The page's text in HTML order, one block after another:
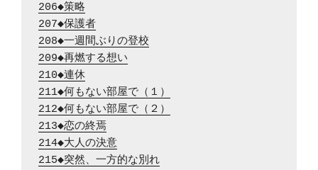
206◆策略
207◆保護者
208◆一週間ぶりの登校
209◆再燃する想い
210◆連休
211◆何もない部屋で（１）
212◆何もない部屋で（２）
213◆恋の終焉
214◆大人の決意
215◆突然、一方的な別れ